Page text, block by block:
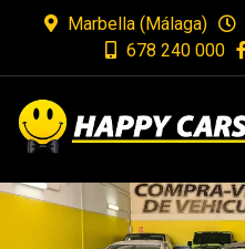
Marbella (Málaga)
678 240 000